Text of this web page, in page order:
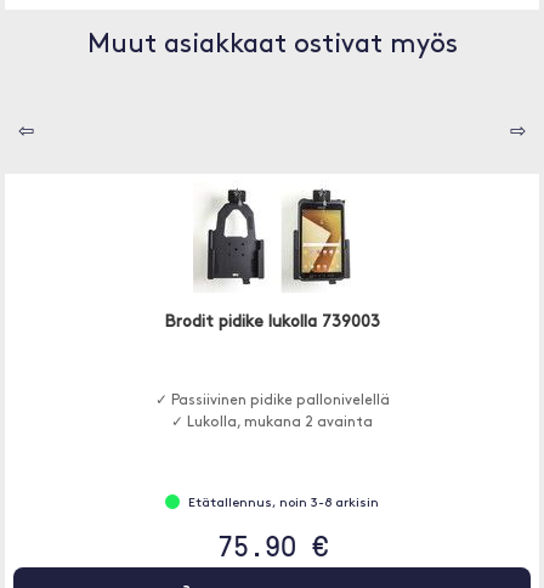
Muut asiakkaat ostivat myös
⇦ ⇨
Brodit pidike lukolla 739003
✓ Passiivinen pidike pallonivelellä
✓ Lukolla, mukana 2 avainta
Etätallennus, noin 3-8 arkisin
75.90 €